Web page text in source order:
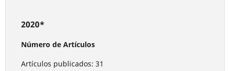
2020*
Número de Artículos
Artículos publicados: 31